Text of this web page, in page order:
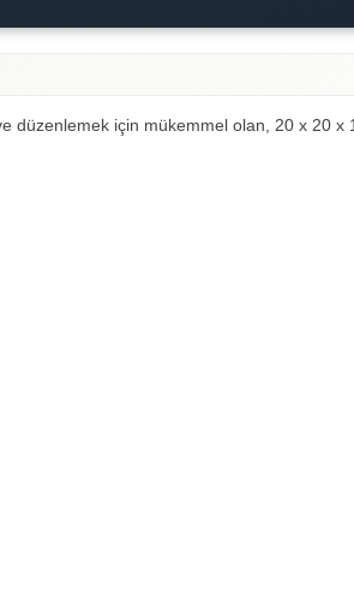
düzenlemek için mükemmel olan, 20 x 20